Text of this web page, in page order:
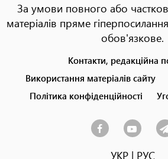
За умови повного або
матеріалів пряме
обов'язкове.
menu
Контакти, редакційна
Використання матеріалів сайту
Політика конфіденційності
УКР| РУС